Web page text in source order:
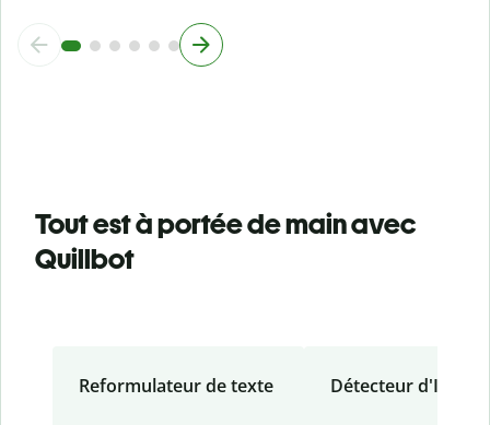
Tout est à portée de main avec
Quillbot
Reformulateur de texte Détecteur d'IA